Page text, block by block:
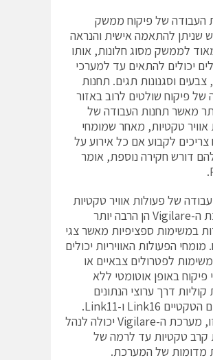
העבודה של פיקוח ממשק
להתאמה אישית והנראה
לממשק מסוג חלונות, אותו
יכולים להתאים עד למערכי
וסגנונות תגים. תחנות
של פיקוח שולטים לרוב באזור
מאשר תחנות העבודה של
אוויר טקטיות, מאחר שמומחי
צריכים לקבוע אם כל אירוע על
דורש חקירה נוספת, אומר
של פעולות אוויר טקטיות
במערכת ה-Vigilare הן הרבה יותר
במשימות ספציפיות מאשר צגי
מומחי הפעולות האוויריות יכולים
לפטרולים צבאיים או
פיקוח באופן אוטומטי ללא
קוליות דרך ערוצי הנתונים
הצבאיים הטקטיים Link16 ו-Link11.
בדרך זו, מערכת ה-Vigilare יכולה לנהל
קרב טקטיות עד לרמה של
מדומות של המערכת.